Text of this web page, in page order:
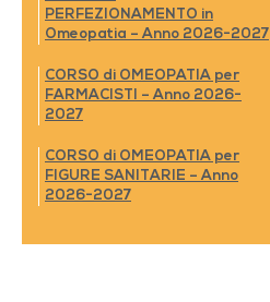
PERFEZIONAMENTO in
Omeopatia – Anno 2026-2027
CORSO di OMEOPATIA per
FARMACISTI – Anno 2026-
2027
CORSO di OMEOPATIA per
FIGURE SANITARIE – Anno
2026-2027